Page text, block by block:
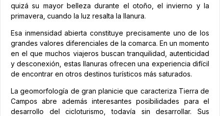
quizá su mayor belleza durante el otoño, el invierno y la
primavera, cuando la luz resalta la llanura.
Esa inmensidad abierta constituye precisamente uno de los
grandes valores diferenciales de la comarca. En un momento
en el que muchos viajeros buscan tranquilidad, autenticidad
y desconexión, estas llanuras ofrecen una experiencia difícil
de encontrar en otros destinos turísticos más saturados.
La geomorfología de gran planicie que caracteriza Tierra de
Campos abre además interesantes posibilidades para el
desarrollo del cicloturismo, todavía sin desarrollar. Sus